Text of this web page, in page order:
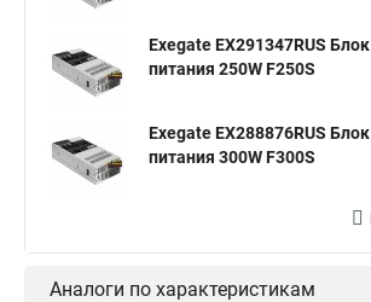
Exegate EX291347RUS Блок
питания 250W F250S
Exegate EX288876RUS Блок
питания 300W F300S
Аналоги по характеристикам